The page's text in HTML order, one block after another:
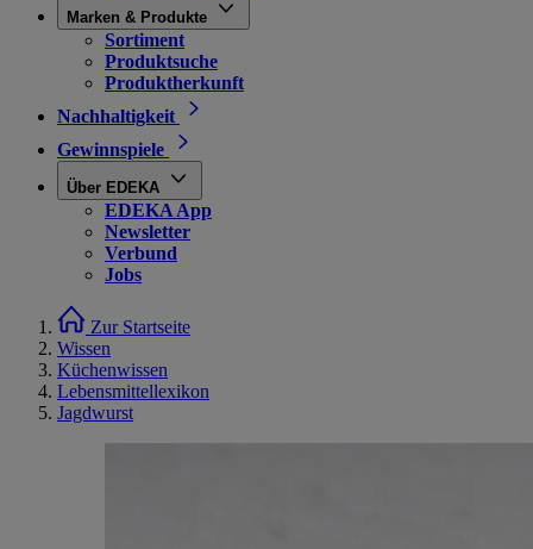
Marken & Produkte
Sortiment
Produktsuche
Produktherkunft
Nachhaltigkeit
Gewinnspiele
Über EDEKA
EDEKA App
Newsletter
Verbund
Jobs
Zur Startseite
Wissen
Küchenwissen
Lebensmittellexikon
Jagdwurst